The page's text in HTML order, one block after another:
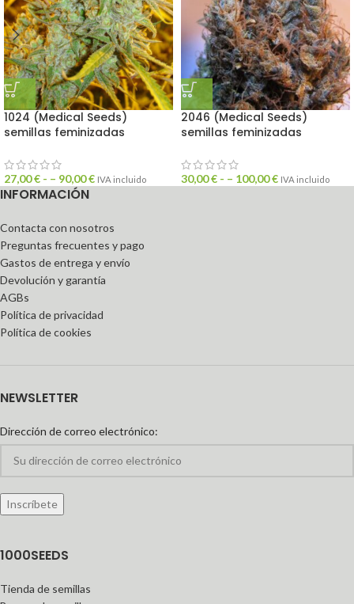
1024 (Medical Seeds)
semillas feminizadas
27,00€ - – 90,00€ IVA incluido
2046 (Medical Seeds)
semillas feminizadas
30,00€ - – 100,00€ IVA incluido
INFORMACIÓN
Contacta con nosotros
Preguntas frecuentes y pago
Gastos de entrega y envío
Devolución y garantía
AGBs
Política de privacidad
Política de cookies
NEWSLETTER
Dirección de correo electrónico:
1000SEEDS
Tienda de semillas